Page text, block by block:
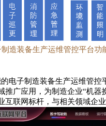
造装备生产运维管控平台功
电子制造装备生产运维管控
推广应用，为制造企业“机
互联网标杆，与相关领域企